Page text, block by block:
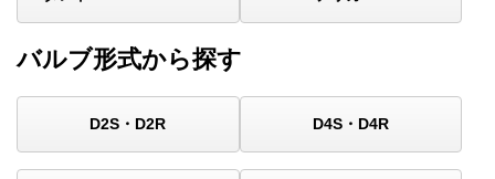
バルブ形式から探す
D2S・D2R D4S・D4R